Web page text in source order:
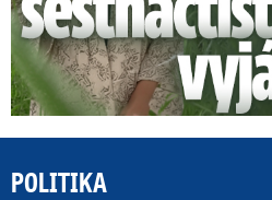
POLITIKA